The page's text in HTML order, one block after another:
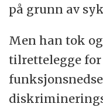
på grunn av
Men han tok
tilrettelegge